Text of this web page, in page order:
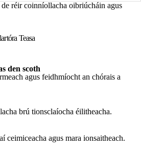
réir coinníollacha oibriúcháin agus
Teasa
den scoth
agus feidhmíocht an chórais a
brú tionsclaíocha éilitheacha.
ceimiceacha agus mara ionsaitheach.